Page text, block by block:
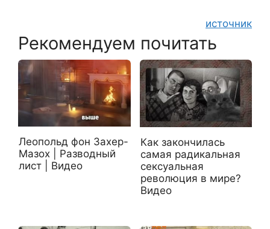
источник
Рекомендуем почитать
Леопольд фон Захер-
Мазох | Разводный
лист | Видео
Как закончилась
самая радикальная
сексуальная
революция в мире?
Видео